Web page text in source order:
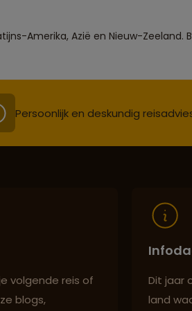
Amerika, Azië en Nieuw-Zeeland.
Persoonlijk en deskundig
volgende reis of
blogs,
Dit jaar
land